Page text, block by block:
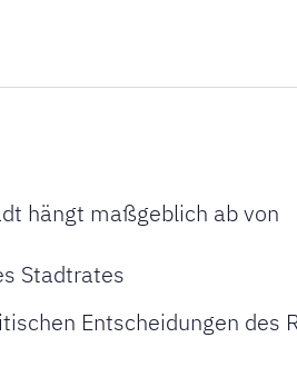
hängt maßgeblich ab von
Stadtrates
Entscheidungen des